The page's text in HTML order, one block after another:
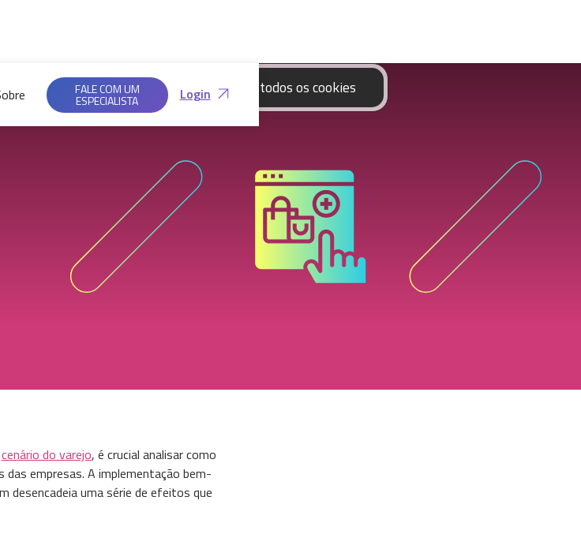
FALE COM UM
ESPECIALISTA Login
Saiba mais em nossas
Políticas de
Privacidade.
Aceitar todos os cookies
cenário do varejo, é crucial analisar como
empresas. A implementação bem-
desencadeia uma série de efeitos que